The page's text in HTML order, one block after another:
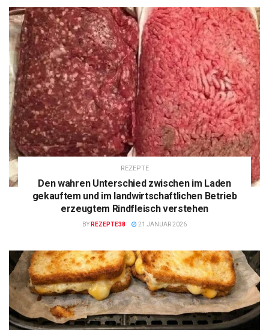
REZEPTE
Den wahren Unterschied zwischen im Laden
gekauftem und im landwirtschaftlichen Betrieb
erzeugtem Rindfleisch verstehen
BY REZEPTE38 21 JANUAR 2026